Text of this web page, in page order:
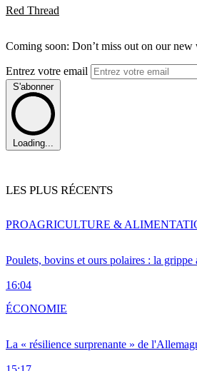
Red Thread
Coming soon: Don’t miss out on our
Entrez votre email
S'abonner
Loading...
LES PLUS RÉCENTS
Poulets, bovins et ours polaires : la grippe
16:04
PROAGRICULTURE &
La « résilience surprenante » de
ÉCONOMIE